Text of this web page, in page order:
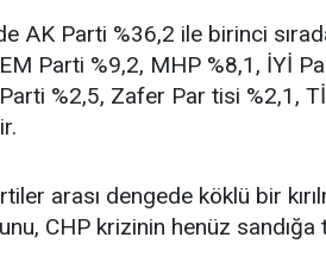
AK Parti %36,2 ile birinci
Parti %9,2, MHP %8,1, İYİ
%2,5, Zafer Par tisi %2,1,
arası dengede köklü bir
CHP krizinin henüz sandığa